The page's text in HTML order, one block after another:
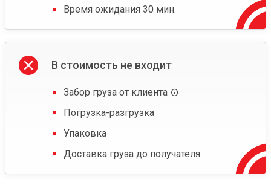
Время ожидания 30 мин.
В стоимость не входит
Забор груза от клиента
Погрузка-разгрузка
Упаковка
Доставка груза до получателя